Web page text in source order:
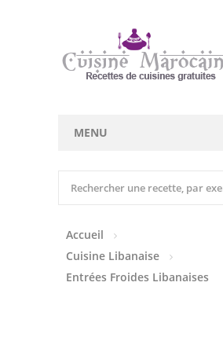
MENU
Entrées Froides
Tajines
Accueil
Cuisine Libanaise
Entrées Froides Libanaises